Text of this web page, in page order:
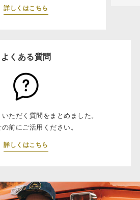
詳しくはこちら
よくある質問
ただく質問をまとめました。
前にご活用ください。
詳しくはこちら